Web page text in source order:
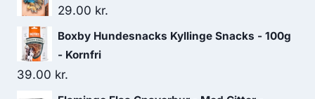
29.00 kr.
Boxby Hundesnacks Kyllinge Snacks - 100g
- Kornfri
39.00 kr.